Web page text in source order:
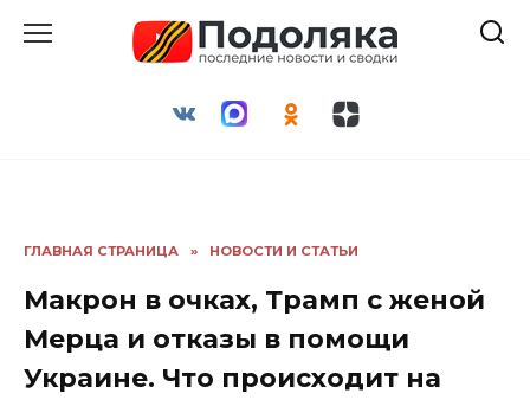
ГЛАВНАЯ СТРАНИЦА » НОВОСТИ И СТАТЬИ
Макрон в очках, Трамп с женой
Мерца и отказы в помощи
Украине. Что происходит на